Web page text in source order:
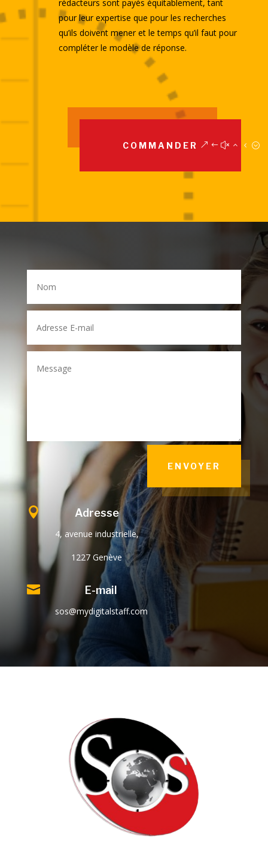
rédacteurs sont payés équitablement, tant
pour leur expertise que pour les recherches
qu’ils doivent mener et le temps qu’il faut pour
compléter le modèle de réponse.
COMMANDER
ENVOYER
 Adresse
4, avenue industrielle,
1227 Genève
 E-mail
sos@mydigitalstaff.com